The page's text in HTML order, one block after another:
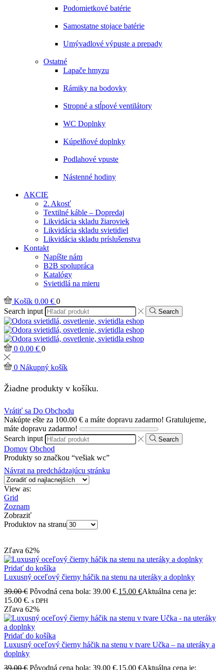
Podomietkové batérie
Samostatne stojace batérie
Umývadlové výpuste a prepady
Ostatné
Lapače hmyzu
Rámiky na bodovky
Stropné a stĺpové ventilátory
WC Doplnky
Kúpelňové doplnky
Podlahové vpuste
Nástenné hodiny
AKCIE
2. Akosť
Textilné káble – Dopredaj
Likvidácia skladu žiaroviek
Likvidácia skladu svietidiel
Likvidácia skladu príslušenstva
Kontakt
Napíšte nám
B2B spolupráca
Katalógy
Svietidlá na mieru
Košík 0.00 € 0
Search input
Search
0 0.00 € 0
0 Nákupný košík
Žiadne produkty v košíku.
Vrátiť sa Do Obchodu
Nakúpte ešte za 100.00 € a máte dopravu zadarmo! Gratulujeme,
máte dopravu zadarmo!
Search input
Search
Domov Obchod
Produkty so značkou “vešiak wc”
Návrat na predchádzajúcu stránku
View as:
Grid
Zoznam
Zobraziť
Produktov na stranu
Zľava 62%
Pridať do košíka
Luxusný oceľový čierny háčik na stenu na uteráky a doplnky
39.00€ Pôvodná cena bola: 39.00 €.15.00 €Aktuálna cena je:
15.00 €. s DPH
Zľava 62%
Pridať do košíka
Luxusný oceľový čierny háčik na stenu v tvare Učka – na uteráky a
doplnky
39.00€ Pôvodná cena bola: 39.00 €.15.00 €Aktuálna cena je: